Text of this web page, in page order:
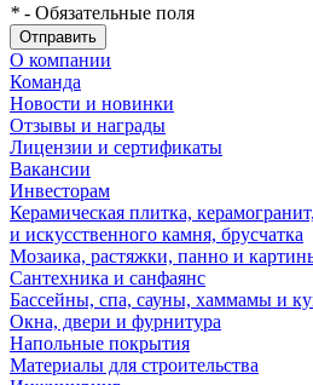
* - Обязательные поля
Отправить
О компании
Команда
Новости и новинки
Отзывы и награды
Лицензии и сертификаты
Вакансии
Инвесторам
Керамическая плитка,
и искусственного камня, брусчатка
Мозаика, растяжки, панно и
Сантехника и санфаянс
Бассейны, спа, сауны, хаммамы и
Окна, двери и фурнитура
Напольные покрытия
Материалы для строительства